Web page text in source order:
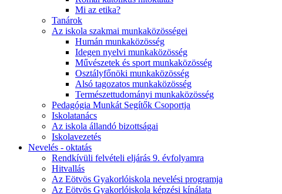
Mi az etika?
Tanárok
Az iskola szakmai munkaközösségei
Humán munkaközösség
Idegen nyelvi munkaközösség
Művészetek és sport munkaközösség
Osztályfőnöki munkaközösség
Alsó tagozatos munkaközösség
Természettudományi munkaközösség
Pedagógia Munkát Segítők Csoportja
Iskolatanács
Az iskola állandó bizottságai
Iskolavezetés
Nevelés - oktatás
Rendkívüli felvételi eljárás 9. évfolyamra
Hitvallás
Az Eötvös Gyakorlóiskola nevelési programja
Az Eötvös Gyakorlóiskola képzési kínálata